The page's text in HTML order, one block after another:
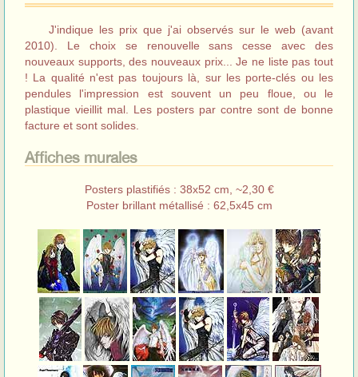
J'indique les prix que j'ai observés sur le web (avant
2010). Le choix se renouvelle sans cesse avec des
nouveaux supports, des nouveaux prix... Je ne liste pas tout
! La qualité n'est pas toujours là, sur les porte-clés ou les
pendules l'impression est souvent un peu floue, ou le
plastique vieillit mal. Les posters par contre sont de bonne
facture et sont solides.
Affiches murales
Posters plastifiés : 38x52 cm, ~2,30 €
Poster brillant métallisé : 62,5x45 cm